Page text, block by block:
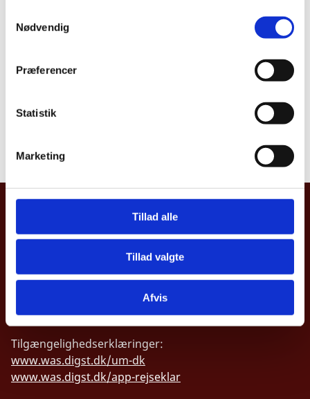
Nødvendig
Præferencer
Statistik
Marketing
Tillad alle
Tillad valgte
Afvis
Rigsrevisionen informeres løbende om enkeltsager
bl.a. via abonnement på denne side og en samlet
Bemærkninger i forhold til offentlighedsloven:Fuld
Læs underretning
UDENRIGSMINISTERIET
Asiatisk Plads 2
Danmark
Tilgængelighedserklæringer:
www.was.digst.dk/um-dk
www.was.digst.dk/app-rejseklar